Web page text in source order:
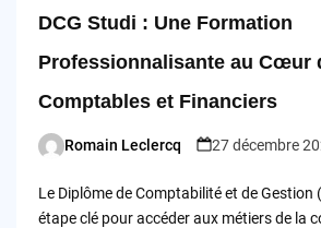
DCG Studi : Une Formation
Professionnalisante au Cœur
Comptables et Financiers
Posted
Romain Leclercq 27 décembre
Le Diplôme de Comptabilité et de Gestion
étape clé pour accéder aux métiers de la